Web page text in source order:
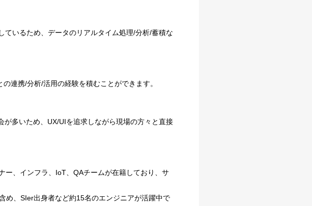
いるため、データのリアルタイム処理/分析/蓄積な
連携/分析/活用の経験を積むことができます。
が多いため、UX/UIを追求しながら現場の方々と直接
ー、インフラ、IoT、QAチームが在籍しており、サ
め、SIer出身者など約15名のエンジニアが活躍中で